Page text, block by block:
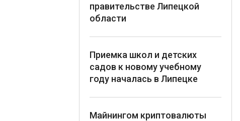
правительстве Липецкой
области
Приемка школ и детских
садов к новому учебному
году началась в Липецке
Майнингом криптовалюты